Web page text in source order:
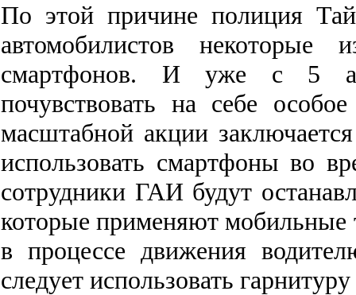
По этой причине полиция
автомобилистов
некоторые
смартфонов. И уже с 5
почувствовать на себе
особое
масштабной акции заключается
использовать смартфоны во
сотрудники ГАИ будут
которые применяют мобильные
в процессе движения
следует использовать гарнитуру